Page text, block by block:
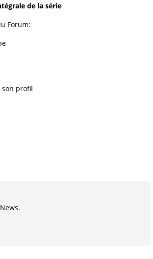
de la série
Forum:
son profil